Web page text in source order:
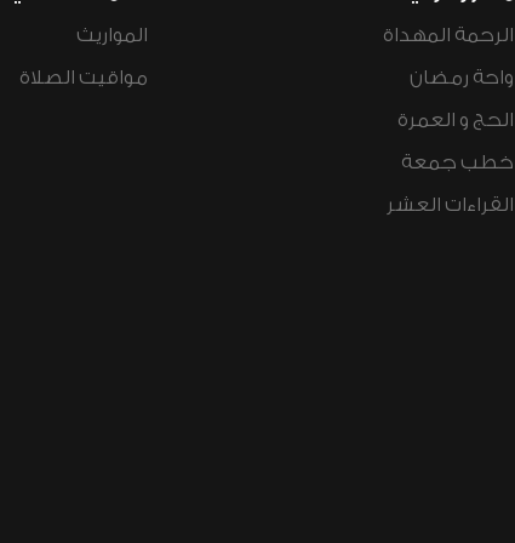
الرحمة المهداة
واحة رمضان
الحج و العمرة
خطب جمعة
القراءات العشر
المواريث
مواقيت الصلاة